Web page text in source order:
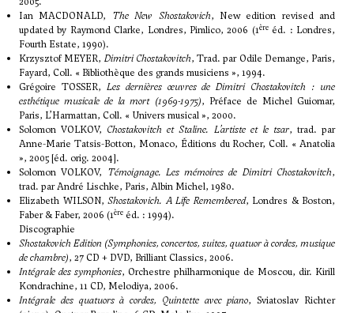
Ian MACDONALD, The New Shostakovich, New edition revised and
updated by Raymond Clarke, Londres, Pimlico, 2006 (1èreéd. : Londres,
Fourth Estate, 1990).
Krzysztof MEYER, Dimitri Chostakovitch, Trad. par Odile Demange, Paris,
Fayard, Coll. « Bibliothèque des grands musiciens », 1994.
Grégoire TOSSER, Les dernières œuvres de Dimitri Chostakovitch : une
esthétique musicale de la mort (1969-1975), Préface de Michel Guiomar,
Paris, L’Harmattan, Coll. « Univers musical », 2000.
Solomon VOLKOV, Chostakovitch et Staline. L’artiste et le tsar, trad. par
Anne-Marie Tatsis-Botton, Monaco, Éditions du Rocher, Coll. « Anatolia
», 2005 [éd. orig. 2004].
Solomon VOLKOV, Témoignage. Les mémoires de Dimitri Chostakovitch,
trad. par André Lischke, Paris, Albin Michel, 1980.
Elizabeth WILSON, Shostakovich. A Life Remembered, Londres & Boston,
Faber & Faber, 2006 (1ère éd. : 1994).
Discographie
Shostakovich Edition (Symphonies, concertos, suites, quatuor à cordes, musique
de chambre), 27 CD + DVD, Brilliant Classics, 2006.
Intégrale des symphonies, Orchestre philharmonique de Moscou, dir. Kirill
Kondrachine, 11 CD, Melodiya, 2006.
Intégrale des quatuors à cordes, Quintette avec piano, Sviatoslav Richter